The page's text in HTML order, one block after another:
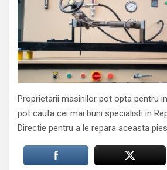
Proprietarii masinilor pot opta pentru
pot cauta cei mai buni specialisti in
Directie pentru a le repara aceasta